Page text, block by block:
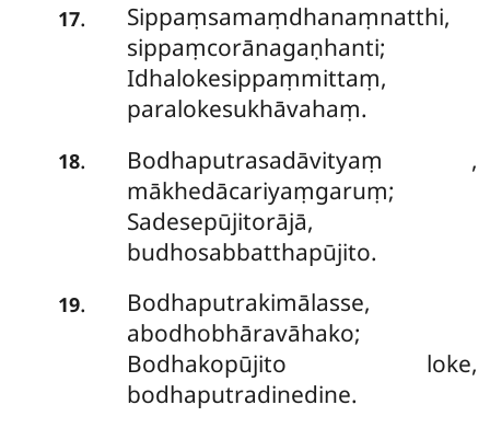
17.
Sippaṃsamaṃdhanaṃnatthi,
sippaṃcorānagaṇhanti;
Idhalokesippaṃmittaṃ,
paralokesukhāvahaṃ.
18. Bodhaputrasadāvityaṃ ,
mākhedācariyaṃgaruṃ;
Sadesepūjitorājā,
budhosabbatthapūjito.
19.
Bodhaputrakimālasse,
abodhobhāravāhako;
Bodhakopūjito loke,
bodhaputradinedine.